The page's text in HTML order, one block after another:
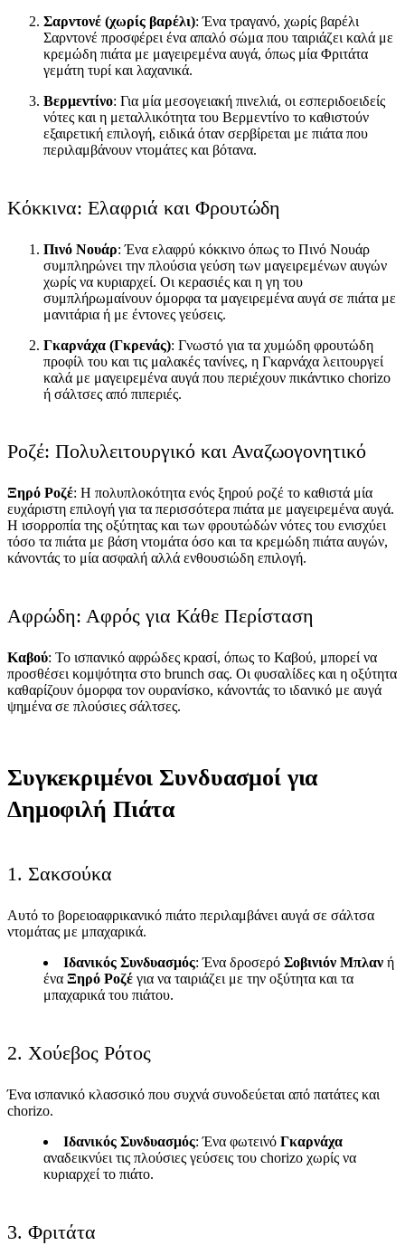
Σαρντονέ (χωρίς βαρέλι): Ένα τραγανό, χωρίς βαρέλι
Σαρντονέ προσφέρει ένα απαλό σώμα που ταιριάζει καλά με
κρεμώδη πιάτα με μαγειρεμένα αυγά, όπως μία Φριτάτα
γεμάτη τυρί και λαχανικά.
Βερμεντίνο: Για μία μεσογειακή πινελιά, οι εσπεριδοειδείς
νότες και η μεταλλικότητα του Βερμεντίνο το καθιστούν
εξαιρετική επιλογή, ειδικά όταν σερβίρεται με πιάτα που
περιλαμβάνουν ντομάτες και βότανα.
Κόκκινα: Ελαφριά και Φρουτώδη
Πινό Νουάρ: Ένα ελαφρύ κόκκινο όπως το Πινό Νουάρ
συμπληρώνει την πλούσια γεύση των μαγειρεμένων αυγών
χωρίς να κυριαρχεί. Οι κερασιές και η γη του
συμπλήρωμαίνουν όμορφα τα μαγειρεμένα αυγά σε πιάτα με
μανιτάρια ή με έντονες γεύσεις.
Γκαρνάχα (Γκρενάς): Γνωστό για τα χυμώδη φρουτώδη
προφίλ του και τις μαλακές τανίνες, η Γκαρνάχα λειτουργεί
καλά με μαγειρεμένα αυγά που περιέχουν πικάντικο chorizo
ή σάλτσες από πιπεριές.
Ροζέ: Πολυλειτουργικό και Αναζωογονητικό
Ξηρό Ροζέ: Η πολυπλοκότητα ενός ξηρού ροζέ το καθιστά μία
ευχάριστη επιλογή για τα περισσότερα πιάτα με μαγειρεμένα αυγά.
Η ισορροπία της οξύτητας και των φρουτώδών νότες του ενισχύει
τόσο τα πιάτα με βάση ντομάτα όσο και τα κρεμώδη πιάτα αυγών,
κάνοντάς το μία ασφαλή αλλά ενθουσιώδη επιλογή.
Αφρώδη: Αφρός για Κάθε Περίσταση
Καβού: Το ισπανικό αφρώδες κρασί, όπως το Καβού, μπορεί να
προσθέσει κομψότητα στο brunch σας. Οι φυσαλίδες και η οξύτητα
καθαρίζουν όμορφα τον ουρανίσκο, κάνοντάς το ιδανικό με αυγά
ψημένα σε πλούσιες σάλτσες.
Συγκεκριμένοι Συνδυασμοί για
Δημοφιλή Πιάτα
1. Σακσούκα
Αυτό το βορειοαφρικανικό πιάτο περιλαμβάνει αυγά σε σάλτσα
ντομάτας με μπαχαρικά.
Ιδανικός Συνδυασμός: Ένα δροσερό Σοβινιόν Μπλαν ή
ένα Ξηρό Ροζέ για να ταιριάζει με την οξύτητα και τα
μπαχαρικά του πιάτου.
2. Χούεβος Ρότος
Ένα ισπανικό κλασσικό που συχνά συνοδεύεται από πατάτες και
chorizo.
Ιδανικός Συνδυασμός: Ένα φωτεινό Γκαρνάχα
αναδεικνύει τις πλούσιες γεύσεις του chorizo χωρίς να
κυριαρχεί το πιάτο.
3. Φριτάτα